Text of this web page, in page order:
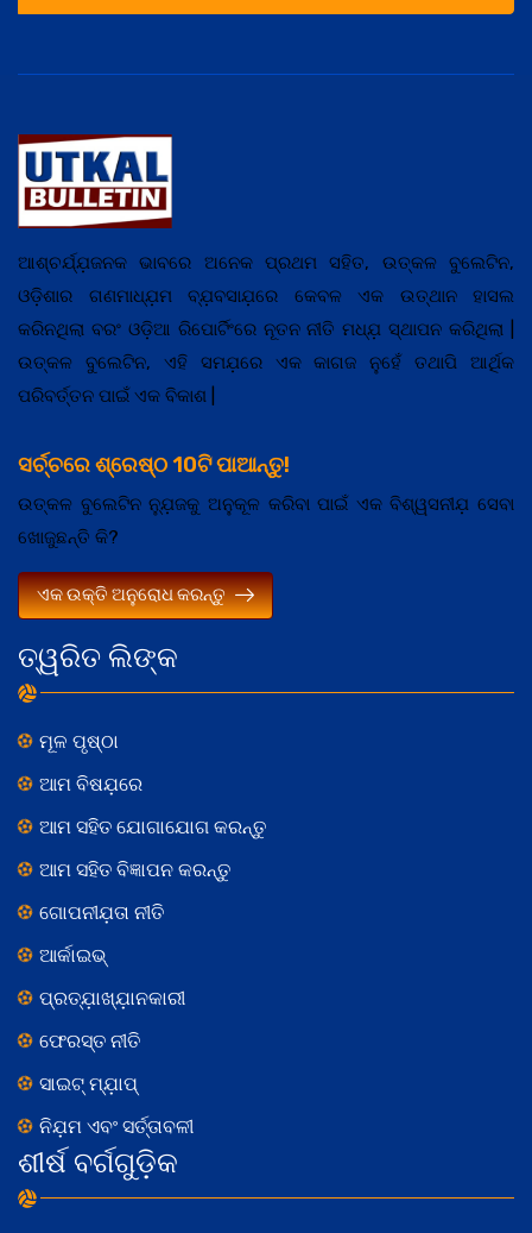
ତ୍ୱରିତ ଲିଙ୍କ
ମୂଳ ପୃଷ୍ଠା
ଆମ ବିଷଯ଼ରେ
ଆମ ସହିତ ଯୋଗାଯୋଗ କରନ୍ତୁ
ଆମ ସହିତ ବିଜ୍ଞାପନ କରନ୍ତୁ
ଗୋପନୀଯ଼ତା ନୀତି
ଆର୍କାଇଭ୍
ପ୍ରତ୍ଯ଼ାଖ୍ଯ଼ାନକାରୀ
ଫେରସ୍ତ ନୀତି
ସାଇଟ୍ ମ୍ଯ଼ାପ୍
ନିଯ଼ମ ଏବଂ ସର୍ତ୍ତାବଳୀ
ଶୀର୍ଷ ବର୍ଗଗୁଡ଼ିକ
ଆଶ୍ଚର୍ଯ୍ଯ଼ଜନକ ଭାବରେ ଅନେକ ପ୍ରଥମ ସହିତ, ଉତ୍କଳ ବୁଲେଟିନ,
ଓଡ଼ିଶାର ଗଣମାଧ୍ଯ଼ମ ବ୍ଯ଼ବସାଯ଼ରେ କେବଳ ଏକ ଉତ୍ଥାନ ହାସଲ
କରିନଥିଲା ବରଂ ଓଡ଼ିଆ ରିପୋର୍ଟିଂରେ ନୂତନ ନୀତି ମଧ୍ଯ଼ ସ୍ଥାପନ କରିଥିଲା |
ଉତ୍କଳ ବୁଲେଟିନ, ଏହି ସମଯ଼ରେ ଏକ କାଗଜ ନୁହେଁ ତଥାପି ଆର୍ଥିକ
ପରିବର୍ତ୍ତନ ପାଇଁ ଏକ ବିକାଶ |
ସର୍ଚ୍ଚରେ ଶ୍ରେଷ୍ଠ 10ଟି ପାଆନ୍ତୁ!
ଉତ୍କଳ ବୁଲେଟିନ ନ୍ଯ଼ୁଜକୁ ଅନୁକୂଳ କରିବା ପାଇଁ ଏକ ବିଶ୍ୱସନୀଯ଼ ସେବା
ଖୋଜୁଛନ୍ତି କି?
ଏକ ଉକ୍ତି ଅନୁରୋଧ କରନ୍ତୁ